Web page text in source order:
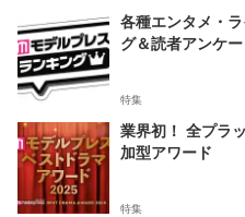
各種エンタメ・
グ＆読者アンケ
特集
業界初！ 全プラ
加型アワード
特集